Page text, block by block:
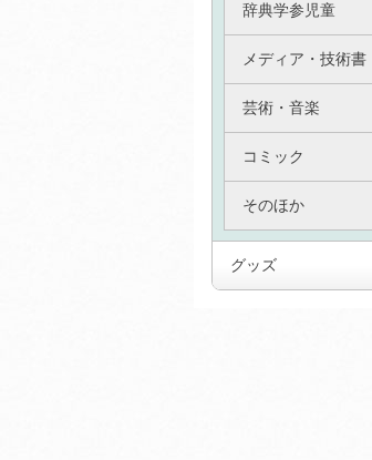
辞典学参児童
メディア・技術書
芸術・音楽
コミック
そのほか
グッズ